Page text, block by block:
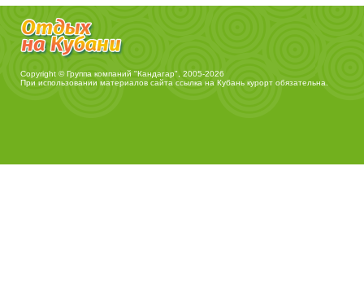
Copyright © Группа компаний "Кандагар", 2005-2026
При использовании материалов сайта ссылка на Кубань курорт обязательна.